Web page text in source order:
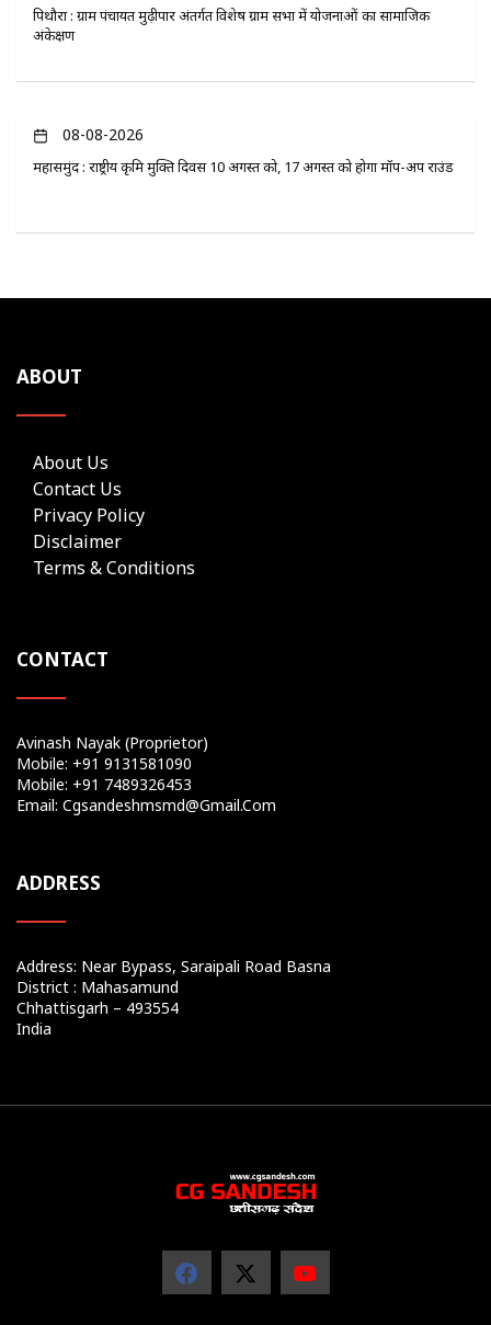
पिथौरा : ग्राम पंचायत मुढ़ीपार अंतर्गत विशेष ग्राम सभा में योजनाओं का सामाजिक
अंकेक्षण
08-08-2026
महासमुंद : राष्ट्रीय कृमि मुक्ति दिवस 10 अगस्त को, 17 अगस्त को होगा मॉप-अप राउंड
ABOUT
About Us
Contact Us
Privacy Policy
Disclaimer
Terms & Conditions
CONTACT
Avinash Nayak (Proprietor)
Mobile: +91 9131581090
Mobile: +91 7489326453
Email: Cgsandeshmsmd@gmail.com
ADDRESS
Address: Near Bypass, Saraipali Road Basna
District : Mahasamund
Chhattisgarh – 493554
India